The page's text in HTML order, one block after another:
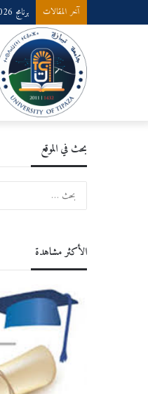
آخر المقالات برنامج SNOL 2026
بحث في الموقع
الأكثر مشاهدة